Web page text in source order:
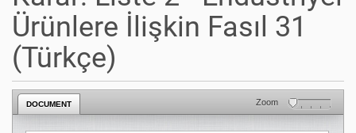
Ürünlere İlişkin Fasıl 31
(Türkçe)
DOCUMENT Zoom